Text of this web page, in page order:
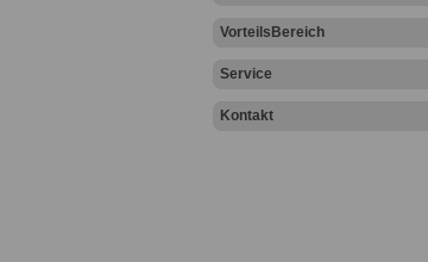
VorteilsBereich
Service
Kontakt